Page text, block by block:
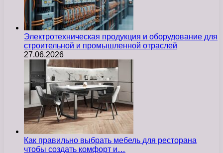
Электротехническая продукция и оборудование для
строительной и промышленной отраслей
27.06.2026
Как правильно выбрать мебель для ресторана
чтобы создать комфорт и…